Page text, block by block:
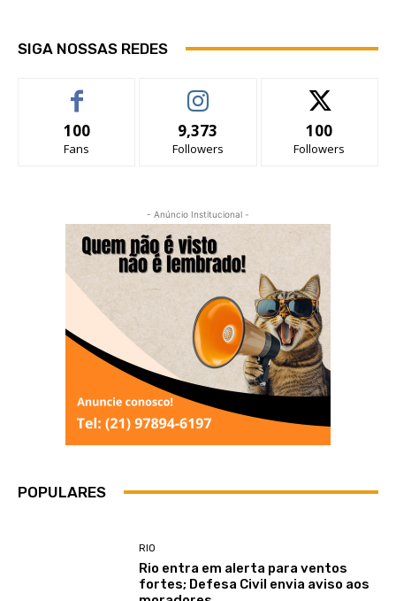
SIGA NOSSAS REDES
100
Fans
9,373
Followers
100
Followers
- Anúncio Institucional -
POPULARES
RIO
Rio entra em alerta para ventos
fortes; Defesa Civil envia aviso aos